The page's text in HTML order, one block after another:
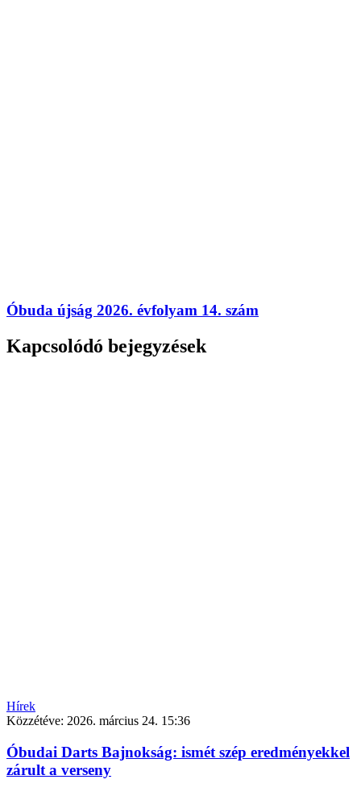
Óbuda újság 2026. évfolyam 14. szám
Kapcsolódó bejegyzések
Hírek
Közzétéve: 2026. március 24. 15:36
Óbudai Darts Bajnokság: ismét szép eredményekkel
zárult a verseny